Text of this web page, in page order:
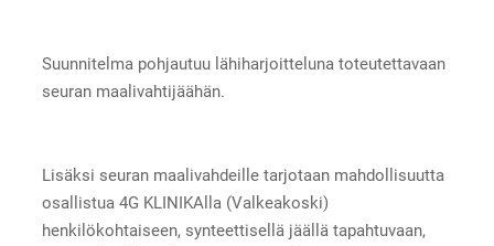
Suunnitelma pohjautuu lähiharjoitteluna toteutettavaan
seuran maalivahtijäähän.
Lisäksi seuran maalivahdeille tarjotaan mahdollisuutta
osallistua 4G KLINIKAlla (Valkeakoski)
henkilökohtaiseen, synteettisellä jäällä tapahtuvaan,